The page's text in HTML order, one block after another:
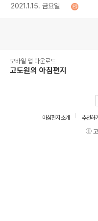
2021.1.15. 금요일
모바일 앱 다운로드
고도원의 아침편지
아침편지 소개 추천하기
ⓒ 고